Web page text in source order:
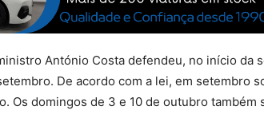
António Costa defendeu, no início da
De acordo com a lei, em setembro
Os domingos de 3 e 10 de outubro